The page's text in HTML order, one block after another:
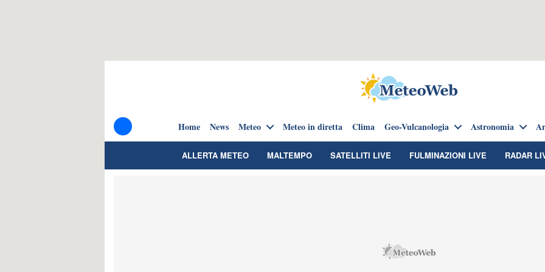
Home News Meteo Meteo in diretta Clima Geo-Vulcanologia Astronomia
ALLERTA METEO MALTEMPO SATELLITI LIVE FULMINAZIONI LIVE RADAR